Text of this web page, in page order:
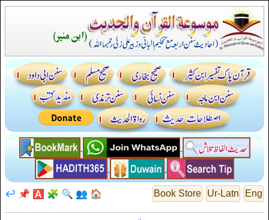
Eng
Ur-Latn
Book Store
🏠
👥
🔍
🧩
🅰️
📌
↩️